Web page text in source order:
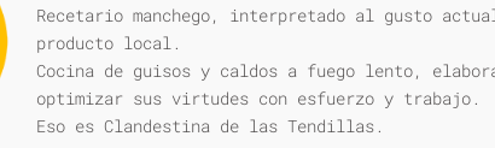
Recetario manchego, interpretado al gusto
producto local.
Cocina de guisos y caldos a fuego lento,
optimizar sus virtudes con esfuerzo y trabajo.
Eso es Clandestina de las Tendillas.